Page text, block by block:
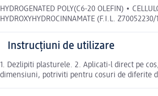
HYDROGENATED POLY(C6-20 OLEFIN) •
HYDROXYHYDROCINNAMATE (F.I.L.
Instrucțiuni de utilizare
1. Dezlipiti plasturele. 2. Aplicati-l direct pe
dimensiuni, potriviti pentru cosuri de diferite